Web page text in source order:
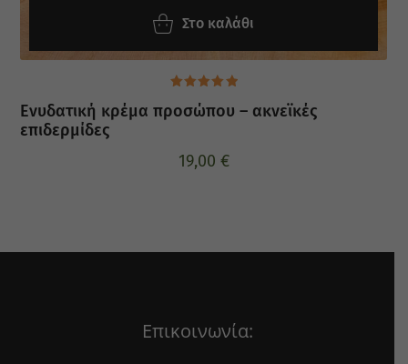
Στο καλάθι
Ενυδατική κρέμα προσώπου – ακνεϊκές
επιδερμίδες
με5.00
19,00 €
Επικοινωνία: